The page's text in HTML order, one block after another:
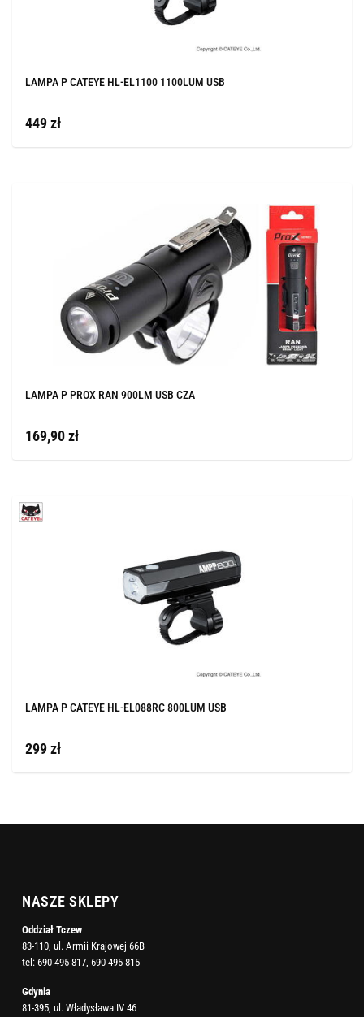
LAMPA P CATEYE HL-EL1100 1100LUM USB
449 zł
LAMPA P PROX RAN 900LM USB CZA
169,90 zł
LAMPA P CATEYE HL-EL088RC 800LUM USB
299 zł
NASZE SKLEPY
Oddział Tczew
83-110, ul. Armii Krajowej 66B
tel: 690-495-817, 690-495-815
Gdynia
81-395, ul. Władysława IV 46